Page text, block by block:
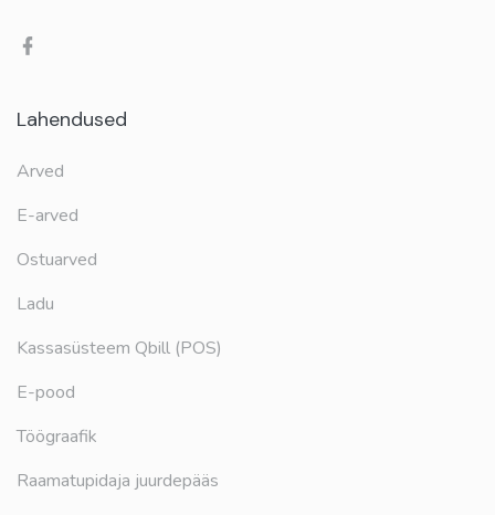
Lahendused
Arved
E-arved
Ostuarved
Ladu
Kassasüsteem Qbill (POS)
E-pood
Töögraafik
Raamatupidaja juurdepääs